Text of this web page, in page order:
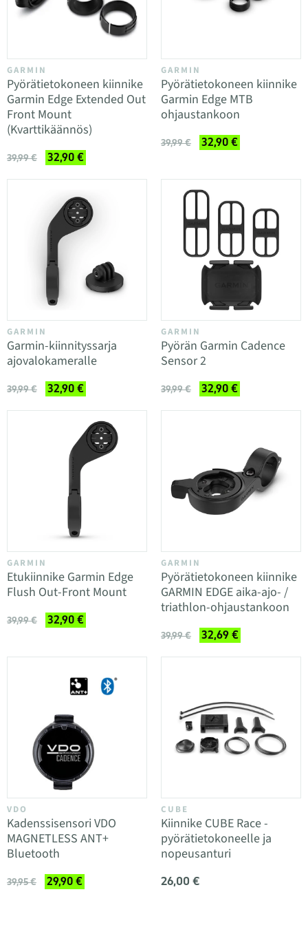
GARMIN
Pyörätietokoneen kiinnike
Garmin Edge Extended Out
Front Mount
(Kvarttikäännös)
39,99 € 32,90 €
GARMIN
Pyörätietokoneen kiinnike
Garmin Edge MTB
ohjaustankoon
39,99 € 32,90 €
GARMIN
Garmin-kiinnityssarja
ajovalokameralle
39,99 € 32,90 €
GARMIN
Pyörän Garmin Cadence
Sensor 2
39,99 € 32,90 €
GARMIN
Etukiinnike Garmin Edge
Flush Out-Front Mount
39,99 € 32,90 €
GARMIN
Pyörätietokoneen kiinnike
GARMIN EDGE aika-ajo- /
triathlon-ohjaustankoon
39,99 € 32,69 €
VDO
Kadenssisensori VDO
MAGNETLESS ANT+
Bluetooth
39,95 € 29,90 €
CUBE
Kiinnike CUBE Race -
pyörätietokoneelle ja
nopeusanturi
26,00 €